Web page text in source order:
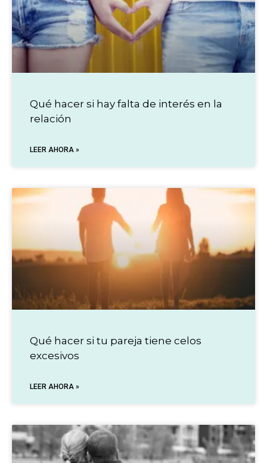
Qué hacer si hay falta de interés en la
relación
LEER AHORA »
Qué hacer si tu pareja tiene celos
excesivos
LEER AHORA »